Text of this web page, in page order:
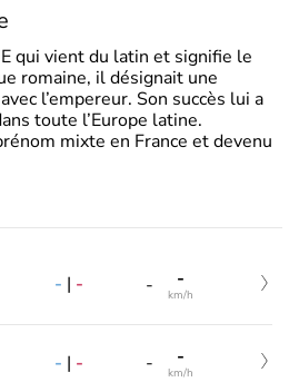
qui vient du latin et signifie le
romaine, il désignait une
l’empereur. Son succès lui a
toute l’Europe latine.
mixte en France et devenu
- | - - -
km/h
- | - - -
km/h